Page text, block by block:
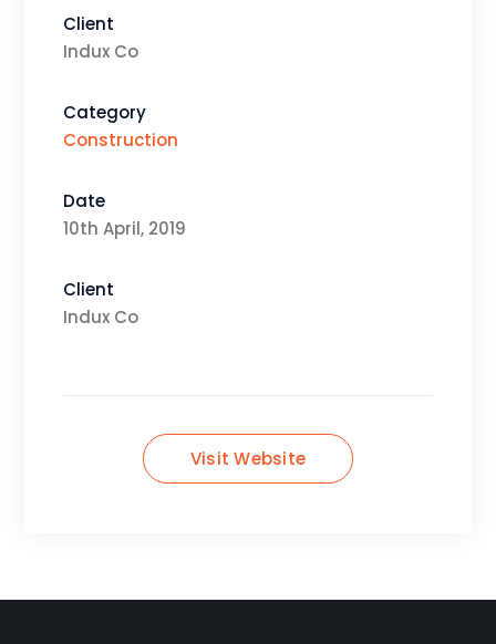
Client
Indux Co
Category
Construction
Date
10th April, 2019
Client
Indux Co
Visit Website